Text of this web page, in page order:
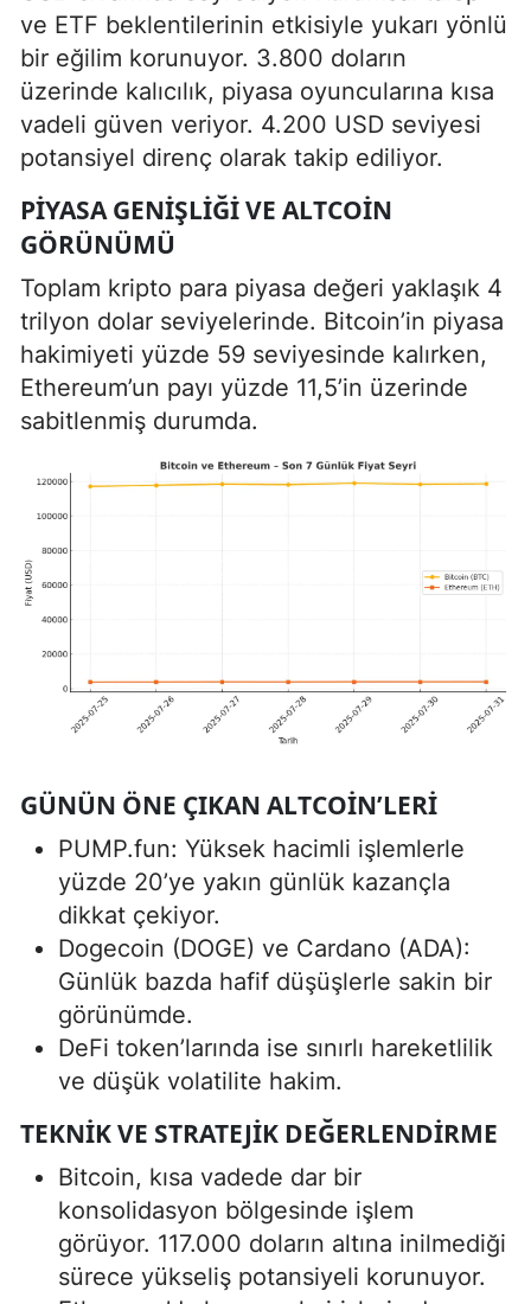
ve ETF beklentilerinin etkisiyle yukarı yönlü
bir eğilim korunuyor. 3.800 doların
üzerinde kalıcılık, piyasa oyuncularına kısa
vadeli güven veriyor. 4.200 USD seviyesi
potansiyel direnç olarak takip ediliyor.
PIYASA GENIŞLIĞI VE ALTCOIN
GÖRÜNÜMÜ
Toplam kripto para piyasa değeri yaklaşık 4
trilyon dolar seviyelerinde. Bitcoin’in piyasa
hakimiyeti yüzde 59 seviyesinde kalırken,
Ethereum’un payı yüzde 11,5’in üzerinde
sabitlenmiş durumda.
GÜNÜN ÖNE ÇIKAN ALTCOIN’LERI
PUMP.fun: Yüksek hacimli işlemlerle
yüzde 20’ye yakın günlük kazançla
dikkat çekiyor.
Dogecoin (DOGE) ve Cardano (ADA):
Günlük bazda hafif düşüşlerle sakin bir
görünümde.
DeFi token’larında ise sınırlı hareketlilik
ve düşük volatilite hakim.
TEKNIK VE STRATEJIK DEĞERLENDIRME
Bitcoin, kısa vadede dar bir
konsolidasyon bölgesinde işlem
görüyor. 117.000 doların altına inilmediği
sürece yükseliş potansiyeli korunuyor.